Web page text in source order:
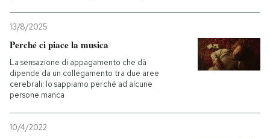
13/8/2025
Perché ci piace la musica
La sensazione di appagamento che dà
dipende da un collegamento tra due aree
cerebrali: lo sappiamo perché ad alcune
persone manca
10/4/2022